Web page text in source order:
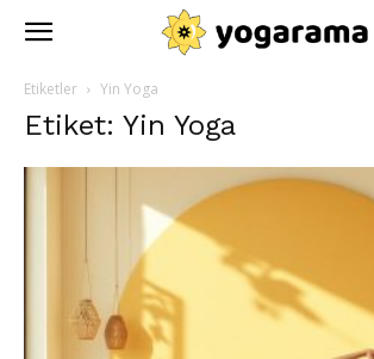
Etiketler Yin Yoga
Etiket: Yin Yoga